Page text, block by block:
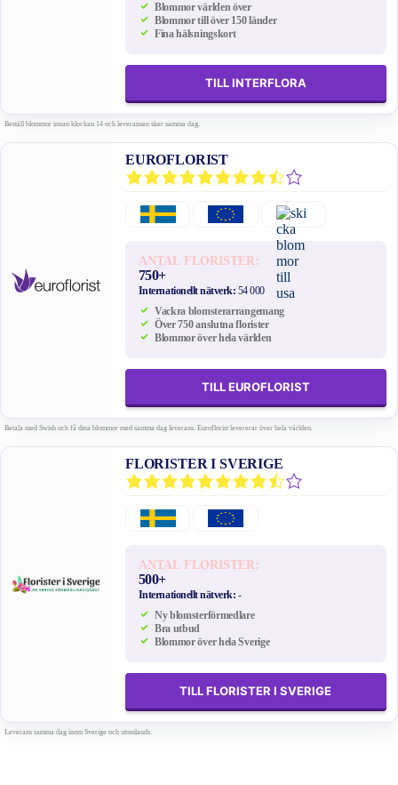
Blommor världen över
Blommor till över 150 länder
Fina hälsningskort
TILL INTERFLORA
Beställ blommor innan klockan 14 och leveransen sker samma dag.
EUROFLORIST
ANTAL FLORISTER:
750+
Internationellt nätverk: 54 000
Vackra blomsterarrangemang
Över 750 anslutna florister
Blommor över hela världen
TILL EUROFLORIST
Betala med Swish och få dina blommor med samma dag leverans. Euroflorist levererar över hela världen.
FLORISTER I SVERIGE
ANTAL FLORISTER:
500+
Internationellt nätverk: -
Ny blomsterförmedlare
Bra utbud
Blommor över hela Sverige
TILL FLORISTER I SVERIGE
Leverans samma dag inom Sverige och utomlands.